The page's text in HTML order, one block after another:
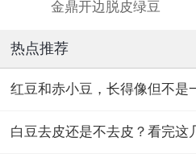
金鼎开边脱皮绿豆
热点推荐
红豆和赤小豆，长得像但不是
白豆去皮还是不去皮？看完这